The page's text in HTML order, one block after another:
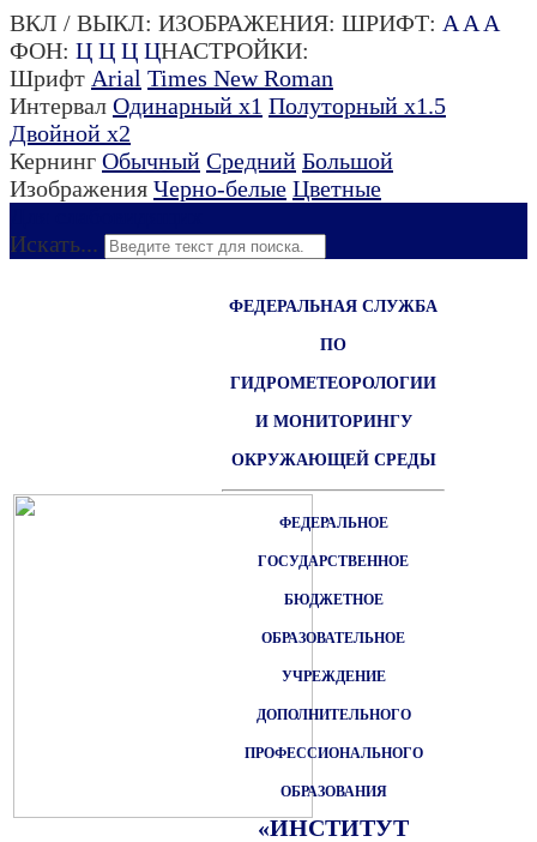
ВКЛ / ВЫКЛ: ИЗОБРАЖЕНИЯ: ШРИФТ: A A A
ФОН: Ц Ц Ц ЦНАСТРОЙКИ:
Шрифт Arial Times New Roman
Интервал Одинарный х1 Полуторный х1.5
Двойной х2
Кернинг Обычный Средний Большой
Изображения Черно-белые Цветные
Искать...
ФЕДЕРАЛЬНАЯ СЛУЖБА
ПО
ГИДРОМЕТЕОРОЛОГИИ
И МОНИТОРИНГУ
ОКРУЖАЮЩЕЙ СРЕДЫ
ФЕДЕРАЛЬНОЕ
ГОСУДАРСТВЕННОЕ
БЮДЖЕТНОЕ
ОБРАЗОВАТЕЛЬНОЕ
УЧРЕЖДЕНИЕ
ДОПОЛНИТЕЛЬНОГО
ПРОФЕССИОНАЛЬНОГО
ОБРАЗОВАНИЯ
«ИНСТИТУТ